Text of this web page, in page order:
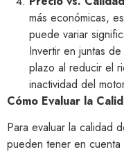
más económicas,
puede variar
Invertir en juntas
plazo al reducir el
inactividad del
Cómo Evaluar la
Para evaluar la calidad
pueden tener en